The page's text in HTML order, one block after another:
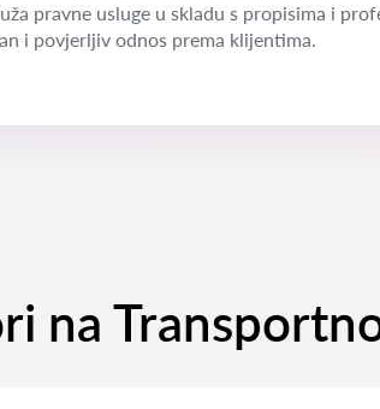
pravne usluge u skladu s propisima i
i povjerljiv odnos prema klijentima.
na